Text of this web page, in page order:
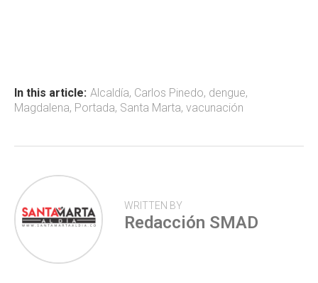
ok p
p
tir
In this article: Alcaldía, Carlos Pinedo, dengue,
Magdalena, Portada, Santa Marta, vacunación
WRITTEN BY
Redacción SMAD